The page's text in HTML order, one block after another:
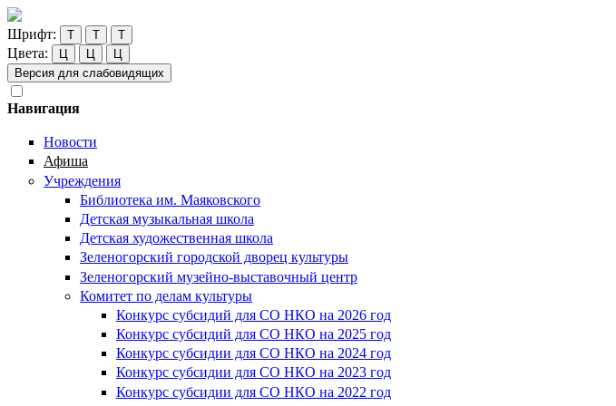
Шрифт: Т Т Т
Цвета: Ц Ц
Ц
Версия для слабовидящих
Навигация
Новости
Афиша
Учреждения
Библиотека им. Маяковского
Детская музыкальная школа
Детская художественная школа
Зеленогорский городской дворец культуры
Зеленогорский музейно-выставочный центр
Комитет по делам культуры
Конкурс субсидий для СО НКО на 2026 год
Конкурс субсидий для СО НКО на 2025 год
Конкурс субсидии для СО НКО на 2024 год
Конкурс субсидии для СО НКО на 2023 год
Конкурс субсидии для СО НКО на 2022 год